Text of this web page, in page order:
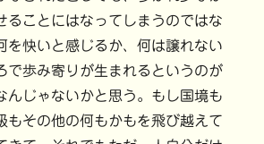
ることにはなってしまうのではな
を快いと感じるか、何は譲れない
で歩み寄りが生まれるというのが
んじゃないかと思う。もし国境も
もその他の何もかもを飛び越えて